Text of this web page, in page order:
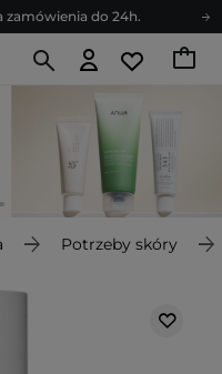
zamówienia do 24h.
więcej punktów
do 24h.
więcej punktów
pełen porad
Potrzeby skóry